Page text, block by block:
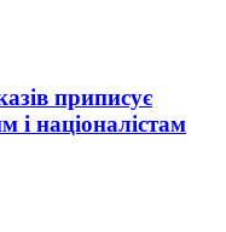
приписує
і націоналістам